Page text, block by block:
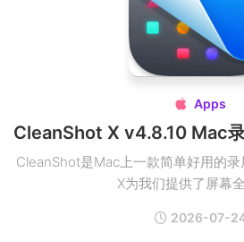
 Apps
CleanShot是Mac上一款简单好用的
X为我们提供了屏幕
2026-07-